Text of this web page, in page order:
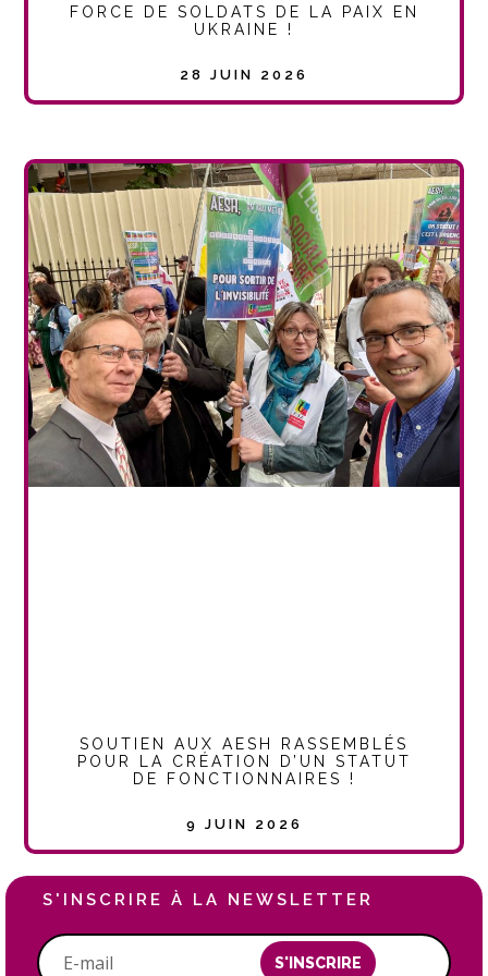
FORCE DE SOLDATS DE LA PAIX EN
UKRAINE !
28 JUIN 2026
SOUTIEN AUX AESH RASSEMBLÉS
POUR LA CRÉATION D’UN STATUT
DE FONCTIONNAIRES !
9 JUIN 2026
S'INSCRIRE À LA NEWSLETTER
S'INSCRIRE